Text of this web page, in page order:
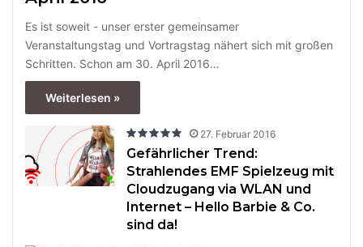
Es ist soweit - unser erster gemeinsamer
Veranstaltungstag und Vortragstag nähert sich mit großen
Schritten. Schon am 30. April 2016…
Weiterlesen »
27. Februar 2016
Gefährlicher Trend:
Strahlendes EMF Spielzeug mit
Cloudzugang via WLAN und
Internet – Hello Barbie & Co.
sind da!